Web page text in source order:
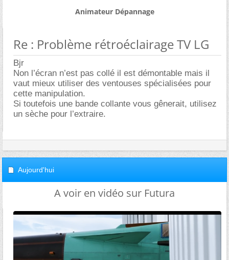
Animateur Dépannage
Re : Problème rétroéclairage TV LG
Bjr
Non l’écran n’est pas collé il est démontable mais il
vaut mieux utiliser des ventouses spécialisées pour
cette manipulation.
Si toutefois une bande collante vous gênerait, utilisez
un sèche pour l’extraire.
Aujourd'hui
A voir en vidéo sur Futura